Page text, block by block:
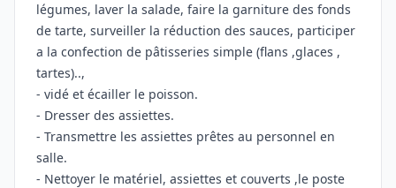
légumes, laver la salade, faire la garniture des fonds
de tarte, surveiller la réduction des sauces, participer
a la confection de pâtisseries simple (flans ,glaces ,
tartes)..,
- vidé et écailler le poisson.
- Dresser des assiettes.
- Transmettre les assiettes prêtes au personnel en
salle.
- Nettoyer le matériel, assiettes et couverts ,le poste